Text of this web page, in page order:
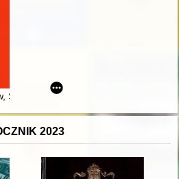
Sobieskich i Przebendowskich w
2023